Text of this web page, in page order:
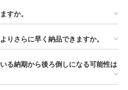
すか。
りさらに早く納品できますか。
る納期から後ろ倒しになる可能性は